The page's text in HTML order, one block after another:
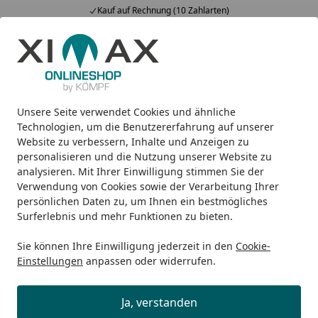
Unsere Seite verwendet Cookies und ähnliche
Technologien, um die Benutzererfahrung auf unserer
Website zu verbessern, Inhalte und Anzeigen zu
personalisieren und die Nutzung unserer Website zu
analysieren. Mit Ihrer Einwilligung stimmen Sie der
Verwendung von Cookies sowie der Verarbeitung Ihrer
persönlichen Daten zu, um Ihnen ein bestmögliches
Surferlebnis und mehr Funktionen zu bieten.
Sie können Ihre Einwilligung jederzeit in den Cookie-
Einstellungen anpassen oder widerrufen.
Ja, verstanden
Kauf auf Rechnung (10 Zahlarten)
Alle Produkte
Mein Konto
Suchen
Startseite
FAQ - Versand & Lieferung
Versand und Lieferung
Ist meine Bestellung schon versendet?
Unter der Rubrik "Meine Bestellung" können Sie den
Weg zu Ihnen ist, erhalten Sie eine Versandbestätigung
sowie einen Link, um die Sendung zu verfolgen
Weiterlesen